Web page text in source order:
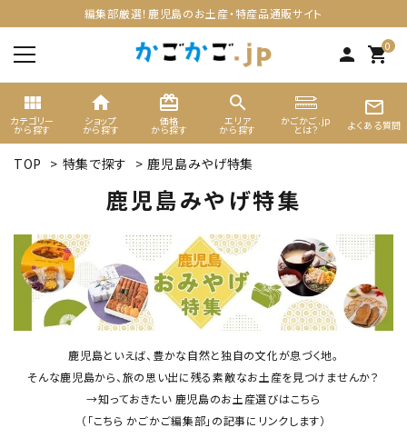
編集部厳選！鹿児島のお土産・特産品通販サイト
person 0
shopping_cart
view_module
カテゴリー
から探す
home
ショップ
から探す
card_giftcard
価格
から探す
search
エリア
から探す
かごかご.jp
とは？
mail_outline
よくある質問
ACCOUNT MENU
ようこそ ゲスト 様
ログイン person 新規会員登録
カテゴリーから選ぶ
TOP > 特集で探す > 鹿児島みやげ特集
鹿児島みやげ特集
鹿児島といえば、豊かな自然と独自の文化が息づく地。
そんな鹿児島から、旅の思い出に残る素敵なお土産を見つけませんか？
→知っておきたい 鹿児島のお土産選びはこちら
（「こちら かごかご編集部」の記事にリンクします）